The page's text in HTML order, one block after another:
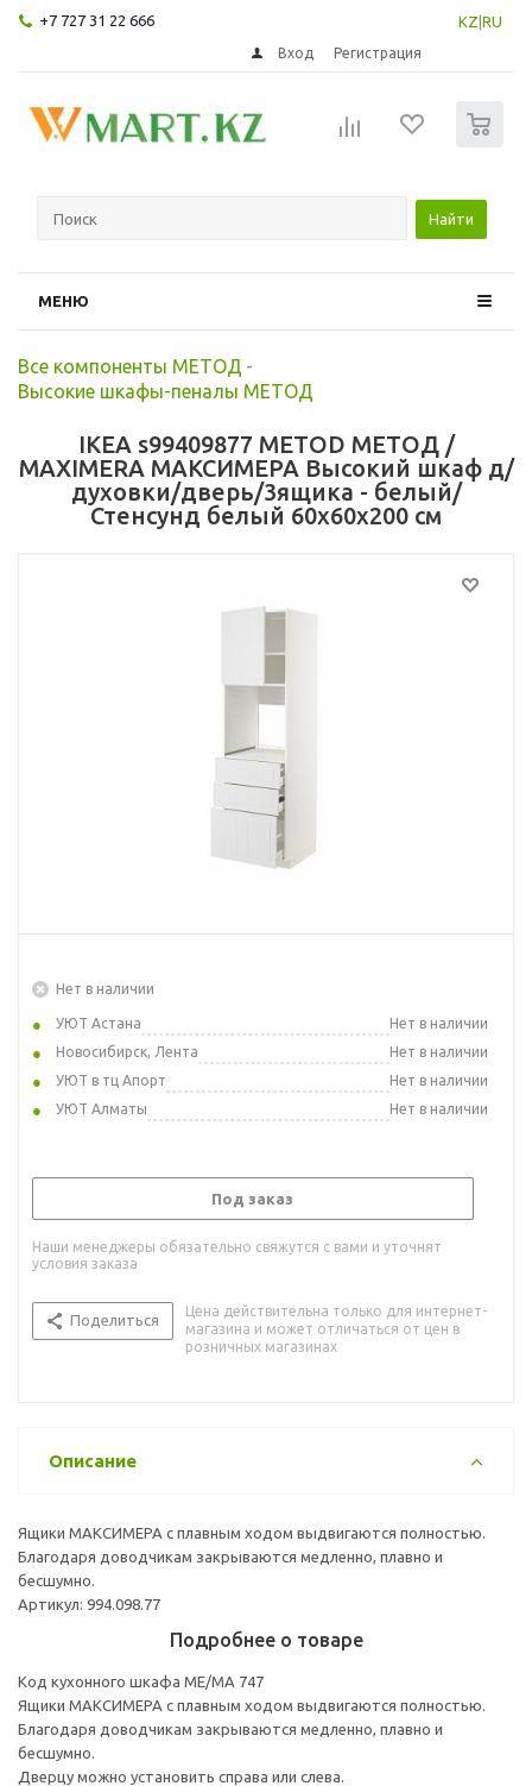
+7 727 31 22 666 KZ RU
Вход Регистрация
Найти
МЕНЮ
Все компоненты МЕТОД -
Высокие шкафы-пеналы МЕТОД
IKEA s99409877 METOD МЕТОД /
MAXIMERA МАКСИМЕРА Высокий шкаф д/
духовки/дверь/3ящика - белый/
Стенсунд белый 60x60x200 см
Нет в наличии
УЮТ Астана
Нет в наличии
Новосибирск, Лента
Нет в наличии
УЮТ в тц Апорт
Нет в наличии
УЮТ Алматы
Нет в наличии
Под заказ
Наши менеджеры обязательно свяжутся с вами и уточнят
условия заказа
Поделиться
Цена действительна только для интернет-
магазина и может отличаться от цен в
розничных магазинах
Описание
Ящики МАКСИМЕРА с плавным ходом выдвигаются полностью.
Благодаря доводчикам закрываются медленно, плавно и
бесшумно.
Артикул: 994.098.77
Подробнее о товаре
Код кухонного шкафа ME/MA 747
Ящики МАКСИМЕРА с плавным ходом выдвигаются полностью.
Благодаря доводчикам закрываются медленно, плавно и
бесшумно.
Дверцу можно установить справа или слева.